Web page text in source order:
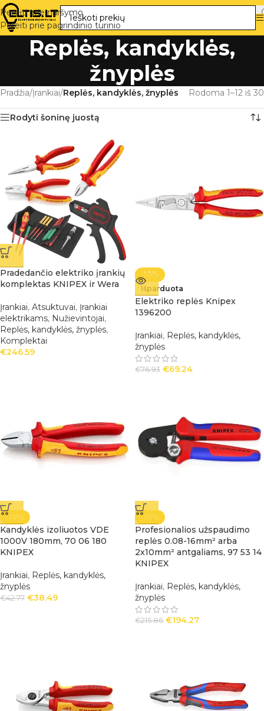
Pereiti prie naršymo
Pereiti prie pagrindinio turinio
Replės, kandyklės,
žnyplės
Pradžia/Įrankiai/Replės, kandyklės, žnyplės Rodoma 1–12 iš 30
Rodyti šoninę juostą
Pradedančio elektriko įrankių
komplektas KNIPEX ir Wera
Įrankiai, Atsuktuvai, Įrankiai
elektrikams, Nužievintojai,
Replės, kandyklės, žnyplės,
Komplektai
€246.59
-10%
Išparduota
Elektriko replės Knipex
1396200
Įrankiai, Replės, kandyklės,
žnyplės
€76.93 €69.24
-10%
Kandyklės izoliuotos VDE
1000V 180mm, 70 06 180
KNIPEX
Įrankiai, Replės, kandyklės,
žnyplės
€42.77 €38.49
-10%
Profesionalios užspaudimo
replės 0.08-16mm² arba
2x10mm² antgaliams, 97 53 14
KNIPEX
Įrankiai, Replės, kandyklės,
žnyplės
€215.86 €194.27